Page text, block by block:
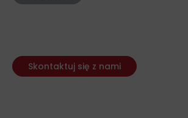
Skontaktuj się z nami